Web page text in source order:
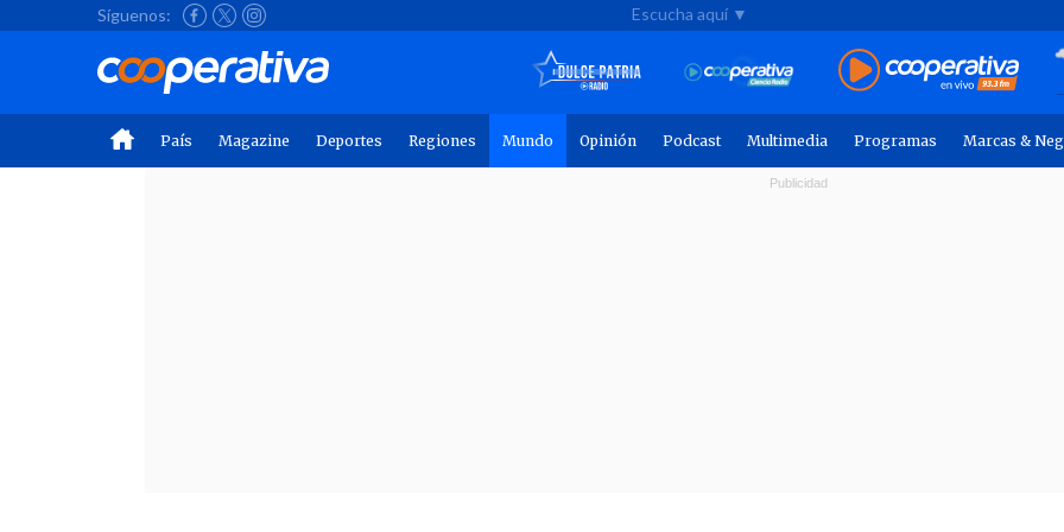
Síguenos: Escucha aquí ▼
País Magazine Deportes Regiones Mundo Opinión Podcast Multimedia Programas Marcas &